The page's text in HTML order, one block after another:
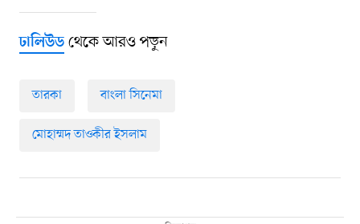
ঢালিউডথেকে আরও পড়ুন
তারকা বাংলা সিনেমা
মোহাম্মদ তাওকীর ইসলাম